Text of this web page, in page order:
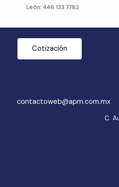
León: 446 133 7782
Cotización
contactoweb@apm.com.mx
C.